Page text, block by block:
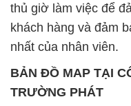
TRƯỜNG PHÁT
ĐỊA CHỈ: 1229C
Đông B, Quận Bình
Minh